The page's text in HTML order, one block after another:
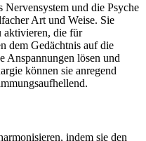
Nervensystem und die Psyche
Art und Weise. Sie
aktivieren, die für
dem Gedächtnis auf die
Anspannungen lösen und
können sie anregend
indem sie den